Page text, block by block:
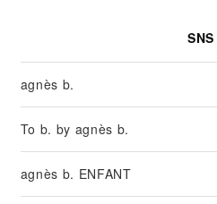
SNS
agnès b.
To b. by agnès b.
agnès b. ENFANT